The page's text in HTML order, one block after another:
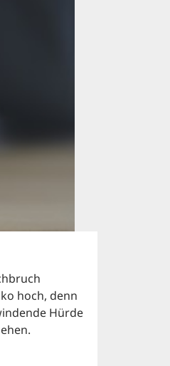
hoch, denn
Hürde